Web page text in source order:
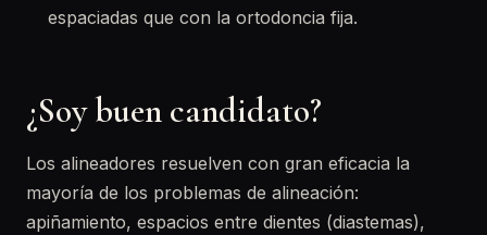
espaciadas que con la ortodoncia fija.
¿Soy buen candidato?
Los alineadores resuelven con gran eficacia la
mayoría de los problemas de alineación:
apiñamiento, espacios entre dientes (diastemas),